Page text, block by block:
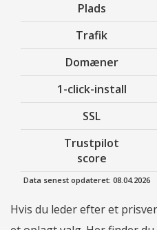
Plads
Trafik
Domæner
1-click-install
SSL
Trustpilot
score
Data senest opdateret: 08.04.2026
Hvis du leder efter et